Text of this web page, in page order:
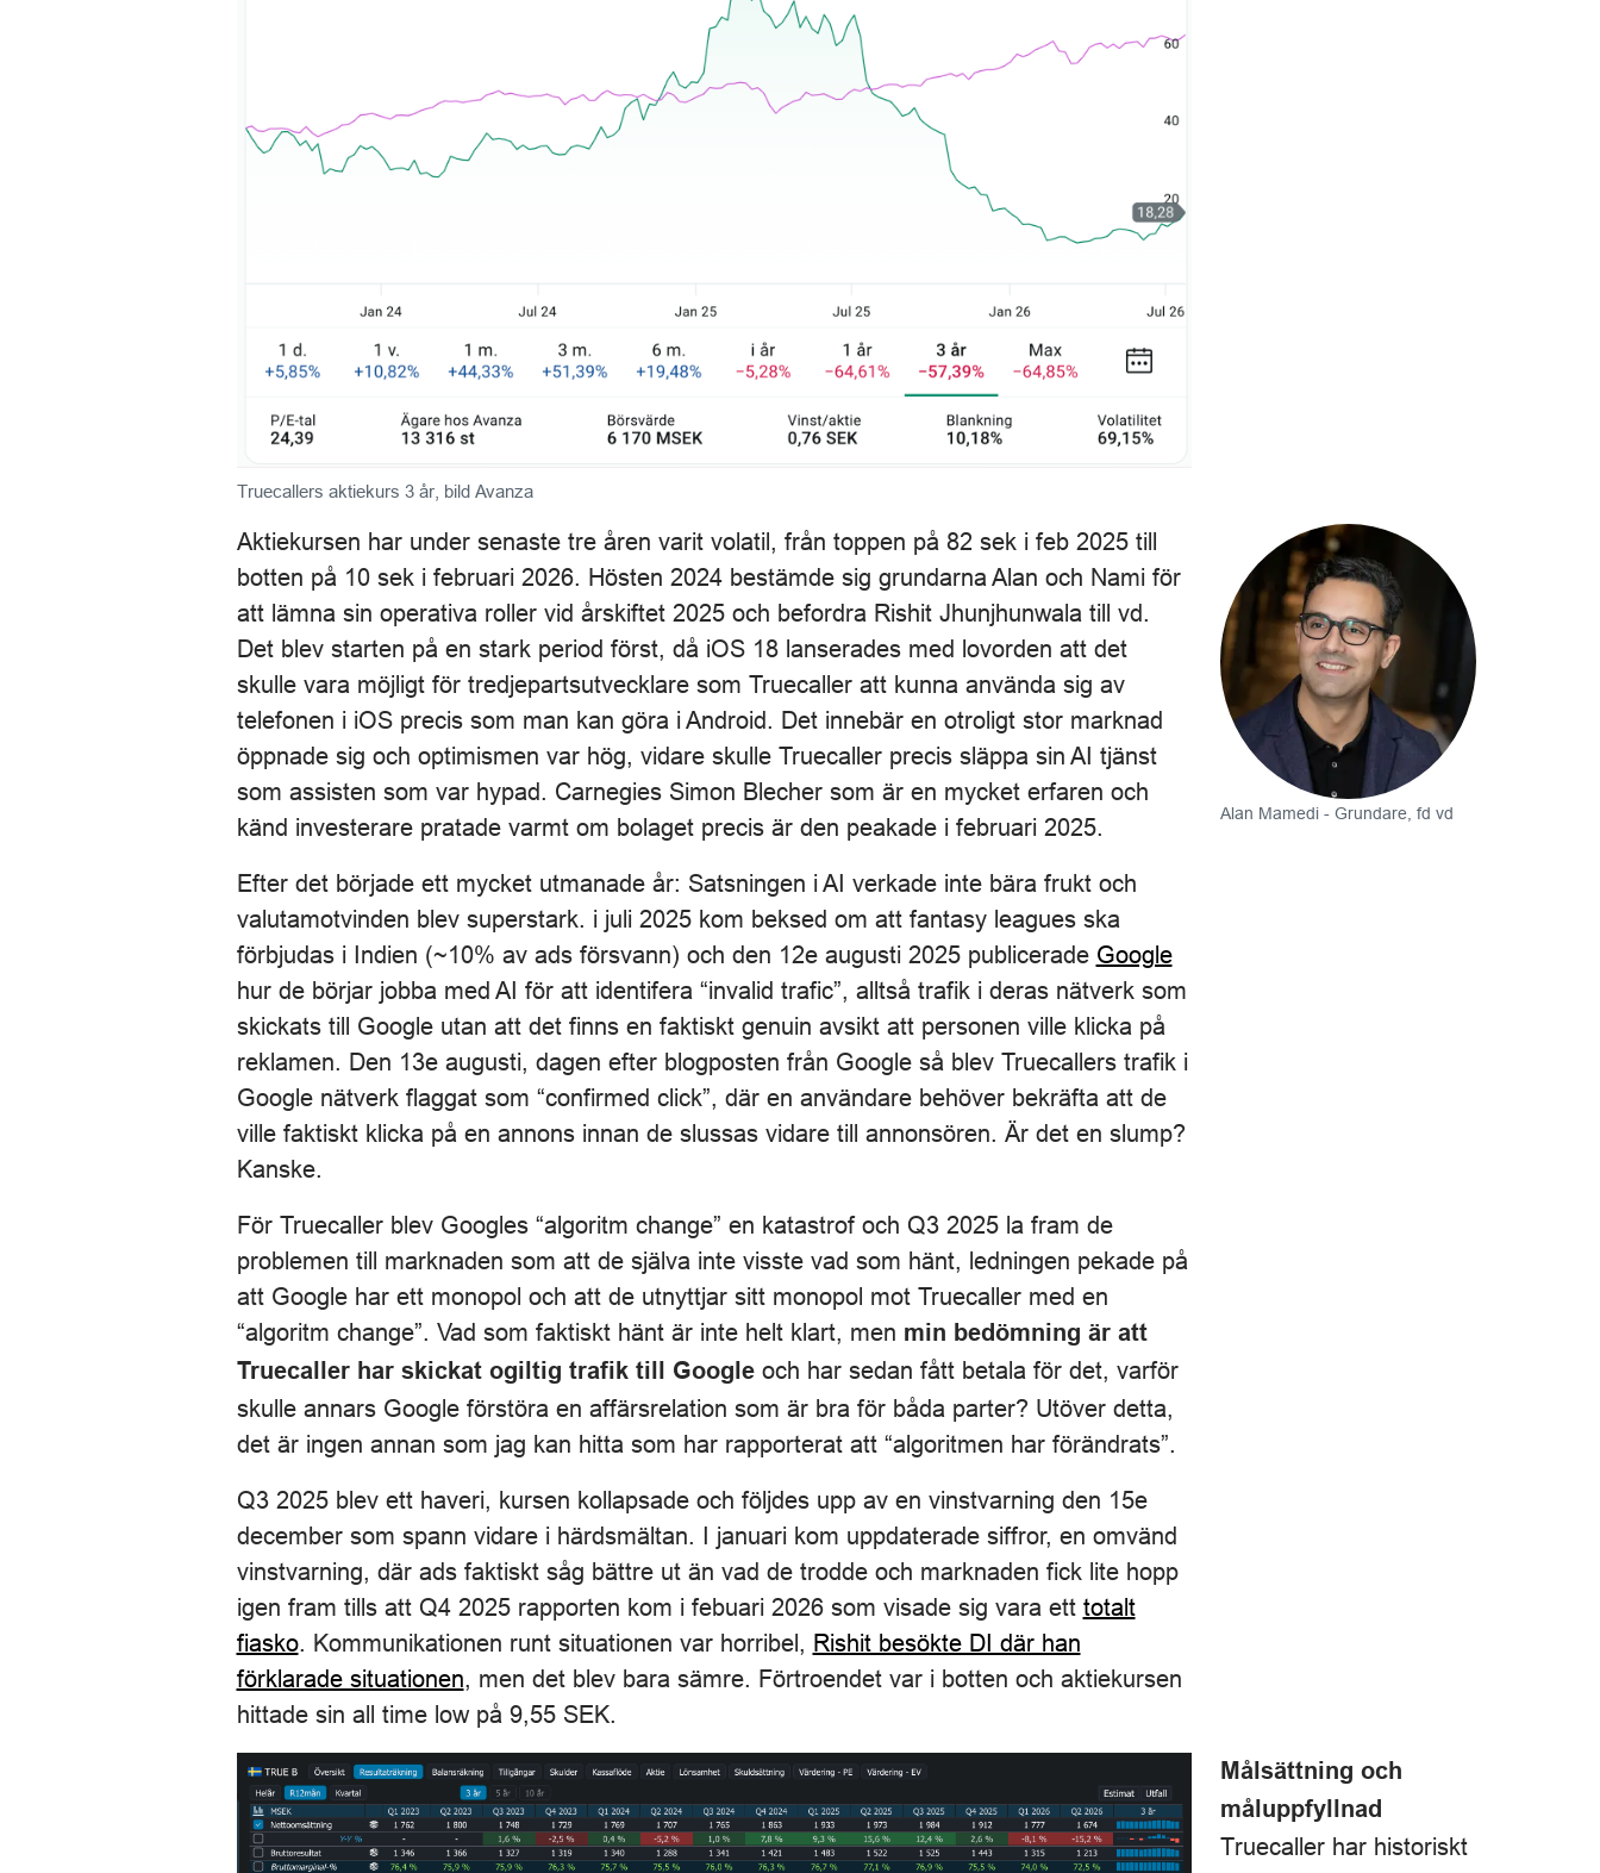
Truecallers aktiekurs 3 år, bild Avanza
Aktiekursen har under senaste tre åren varit volatil, från toppen på 82 sek i feb 2025 till
botten på 10 sek i februari 2026. Hösten 2024 bestämde sig grundarna Alan och Nami för
att lämna sin operativa roller vid årskiftet 2025 och befordra Rishit Jhunjhunwala till vd.
Det blev starten på en stark period först, då iOS 18 lanserades med lovorden att det
skulle vara möjligt för tredjepartsutvecklare som Truecaller att kunna använda sig av
telefonen i iOS precis som man kan göra i Android. Det innebär en otroligt stor marknad
öppnade sig och optimismen var hög, vidare skulle Truecaller precis släppa sin AI tjänst
som assisten som var hypad. Carnegies Simon Blecher som är en mycket erfaren och
känd investerare pratade varmt om bolaget precis är den peakade i februari 2025.
Alan Mamedi - Grundare, fd vd
Efter det började ett mycket utmanade år: Satsningen i AI verkade inte bära frukt och
valutamotvinden blev superstark. i juli 2025 kom beksed om att fantasy leagues ska
förbjudas i Indien (~10% av ads försvann) och den 12e augusti 2025 publicerade Google
hur de börjar jobba med AI för att identifera “invalid trafic”, alltså trafik i deras nätverk som
skickats till Google utan att det finns en faktiskt genuin avsikt att personen ville klicka på
reklamen. Den 13e augusti, dagen efter blogposten från Google så blev Truecallers trafik i
Google nätverk flaggat som “confirmed click”, där en användare behöver bekräfta att de
ville faktiskt klicka på en annons innan de slussas vidare till annonsören. Är det en slump?
Kanske.
För Truecaller blev Googles “algoritm change” en katastrof och Q3 2025 la fram de
problemen till marknaden som att de själva inte visste vad som hänt, ledningen pekade på
att Google har ett monopol och att de utnyttjar sitt monopol mot Truecaller med en
“algoritm change”. Vad som faktiskt hänt är inte helt klart, men min bedömning är att
Truecaller har skickat ogiltig trafik till Googleoch har sedan fått betala för det, varför
skulle annars Google förstöra en affärsrelation som är bra för båda parter? Utöver detta,
det är ingen annan som jag kan hitta som har rapporterat att “algoritmen har förändrats”.
Q3 2025 blev ett haveri, kursen kollapsade och följdes upp av en vinstvarning den 15e
december som spann vidare i härdsmältan. I januari kom uppdaterade siffror, en omvänd
vinstvarning, där ads faktiskt såg bättre ut än vad de trodde och marknaden fick lite hopp
igen fram tills att Q4 2025 rapporten kom i febuari 2026 som visade sig vara ett totalt
fiasko. Kommunikationen runt situationen var horribel, Rishit besökte DI där han
förklarade situationen, men det blev bara sämre. Förtroendet var i botten och aktiekursen
hittade sin all time low på 9,55 SEK.
Målsättning och
måluppfyllnad
Truecaller har historiskt